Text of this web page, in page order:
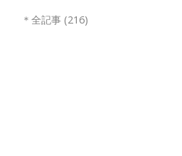
＊全記事 (216)